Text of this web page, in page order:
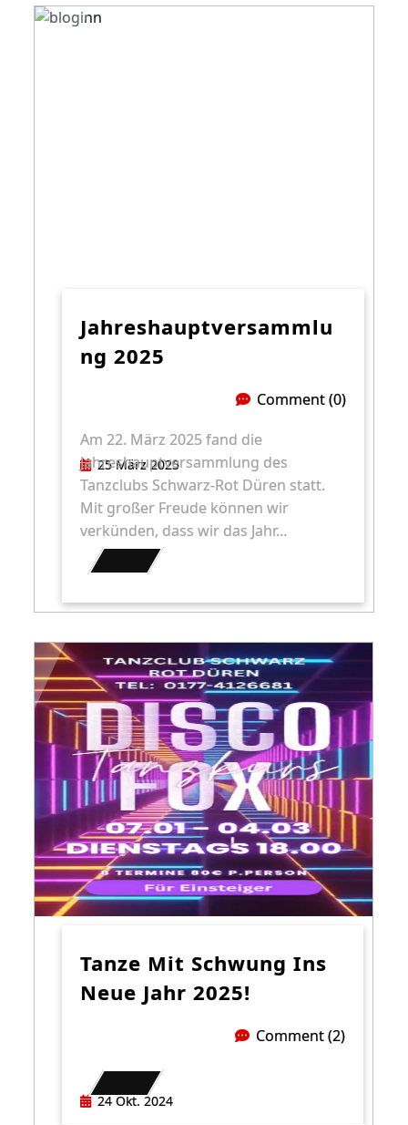
Jahreshauptversammlu
Ng 2025
25 März 2025
Comment (0)
Am 22. März 2025 fand die
Jahreshauptversammlung des
Tanzclubs Schwarz-Rot Düren statt.
Mit großer Freude können wir
verkünden, dass wir das Jahr…
Tanze Mit Schwung Ins
Neue Jahr 2025!
24 Okt. 2024
Comment (2)